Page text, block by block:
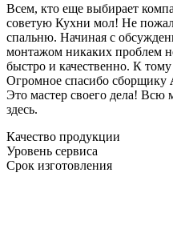
Всем, кто еще выбирает
советую Кухни мол! Не
спальню. Начиная с
монтажом никаких проблем
быстро и качественно. К
Огромное спасибо сборщику
Это мастер своего дела! Всю
здесь.
Качество продукции
Уровень сервиса
Срок изготовления